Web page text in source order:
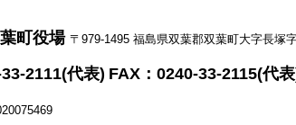
町役場 〒979-1495 福島県双葉郡双葉町大字長塚
2111(代表) FAX：0240-33-2115(代